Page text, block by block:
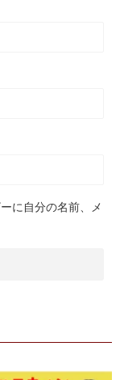
に自分の名前、メ